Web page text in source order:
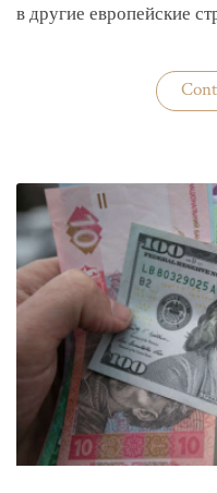
в другие европейские